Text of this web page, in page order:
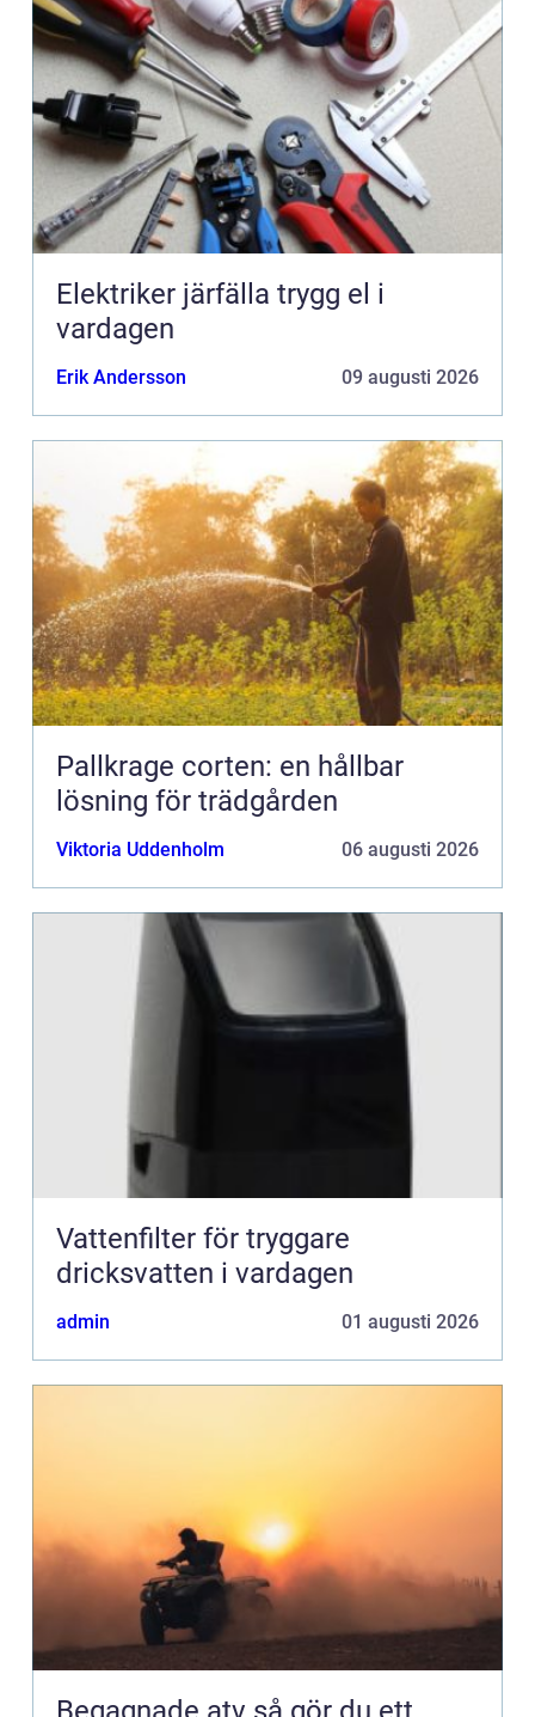
Elektriker järfälla trygg el i
vardagen
Erik Andersson 09 augusti 2026
Pallkrage corten: en hållbar
lösning för trädgården
Viktoria Uddenholm 06 augusti 2026
Vattenfilter för tryggare
dricksvatten i vardagen
admin 01 augusti 2026